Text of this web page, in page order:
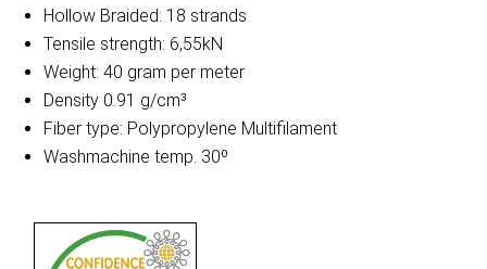
Hollow Braided: 18 strands
Tensile strength: 6,55kN
Weight: 40 gram per meter
Density 0.91 g/cm³
Fiber type: Polypropylene Multifilament
Washmachine temp. 30º